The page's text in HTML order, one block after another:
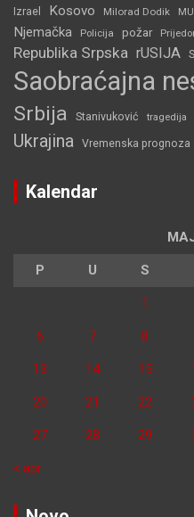
Izrael Kosovo Milorad Dodik
Njemačka Policija požar
Republika Srpska rUSIJA
Saobraćajna
Srbija Stanivuković tragedija
Ukrajina Vremenska prognoza
Kalendar
P U S
1
6 7 8
13 14 15
20 21 22
27 28 29
« apr